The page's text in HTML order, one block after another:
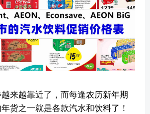
来越靠近了，而每逢农历新年期
货之一就是各款汽水和饮料了！